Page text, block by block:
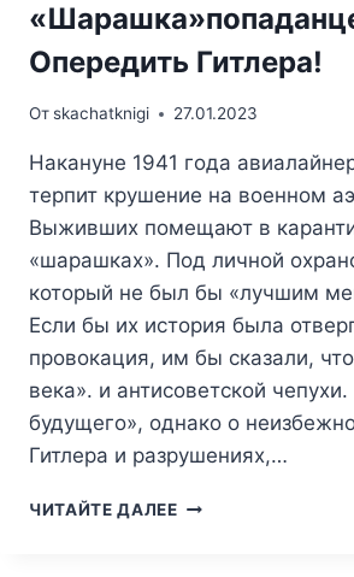
Опередить Гитлера!
Отskachatknigi 27.01.2023
Накануне 1941 года
терпит крушение на военном
Выживших помещают в
«шарашках». Под личной
который не был бы «лучшим
Если бы их история была
провокация, им бы сказали,
века». и антисоветской чепухи.
будущего», однако о
Гитлера и разрушениях,…
ЧИТАЙТЕ ДАЛЕЕ АНДРЕЙ